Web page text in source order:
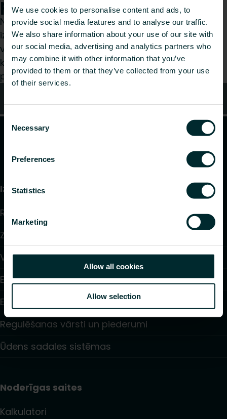
We use cookies to personalise content and ads, to
provide social media features and to analyse our traffic.
We also share information about your use of our site with
our social media, advertising and analytics partners who
may combine it with other information that you’ve
provided to them or that they’ve collected from your use
of their services.
Consent
Selection
Necessary
Preferences
Statistics
Marketing
Allow all cookies
Allow selection
palīdzēt?
Neatkarīgi no tā, vai esat specifikāciju
izstrādātājs, uzstādītājs, arhitekts, plānotājs,
vairumtirgotājs vai gala lietotājs, izvēlieties
kategoriju, un mēs ar prieku izskatīsim jūsu
pieprasījumu.
Izstrādājumi
Radiatori un dvieļu žāvētāji
Zemgrīdas apkure un dzesēšana
Ventilatoru konvektori
Elektriskā apsilde
Elektroniskā vadība
Regulēšanas vārsti un piederumi
Ūdens sadales sistēmas
Noderīgas saites
Kalkulatori